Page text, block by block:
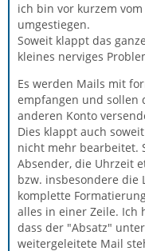
ich bin vor kurzem
umgestiegen.
Soweit klappt das
kleines nerviges
Es werden Mails mit
empfangen und sollen
anderen Konto
Dies klappt auch
nicht mehr bearbeitet.
Absender, die Uhrzeit
bzw. insbesondere die
komplette
alles in einer Zeile. Ich
dass der "Absatz"
weitergeleitete Mail